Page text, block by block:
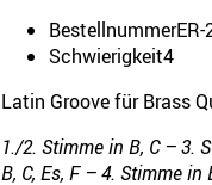
BestellnummerER-
Schwierigkeit4
Latin Groove für Brass
1./2. Stimme in B, C – 3.
B, C, Es, F – 4. Stimme in